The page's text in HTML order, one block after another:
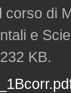
corso di
e
KB.